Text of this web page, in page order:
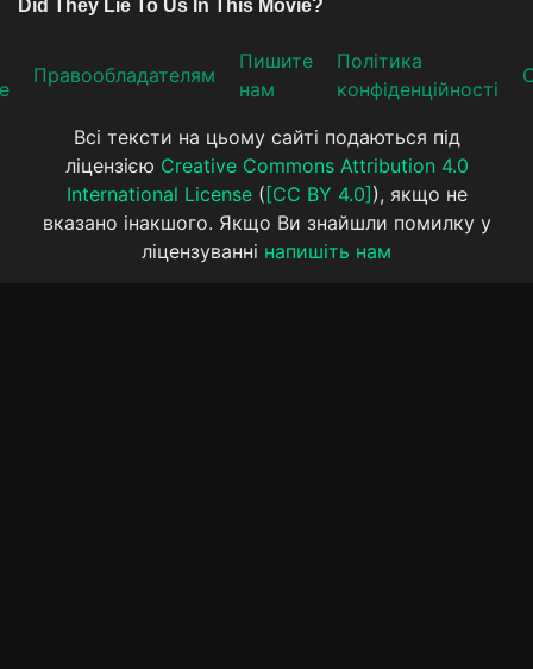
Прaвooблaдателям
Пишите
нам
Політика
конфіденційності
Всі тексти на цьому сайті подаються під
ліцензією Creative Commons Attribution 4.0
International License( [CC BY 4.0] ), якщо не
вказано інакшого. Якщо Ви знайшли помилку у
ліцензуванні напишіть нам